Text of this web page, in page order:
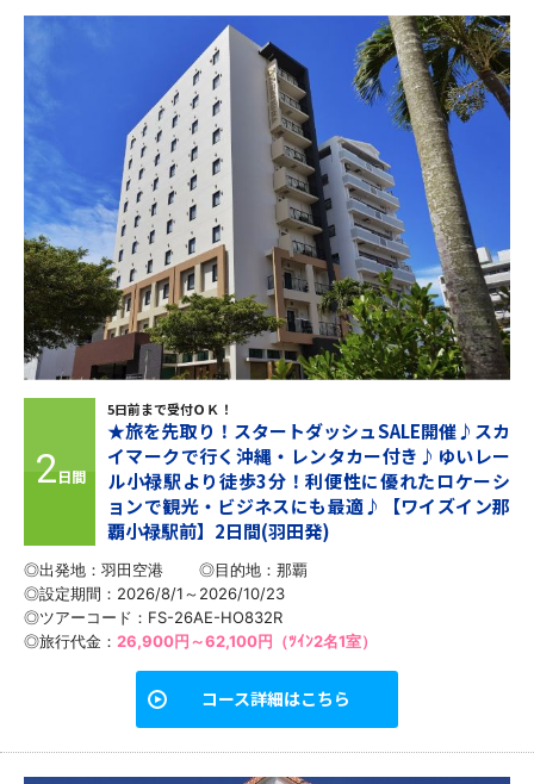
2日間
5日前まで受付ＯＫ！
★旅を先取り！スタートダッシュSALE開催♪スカ
イマークで行く沖縄・レンタカー付き♪ゆいレー
ル小禄駅より徒歩3分！利便性に優れたロケーシ
ョンで観光・ビジネスにも最適♪【ワイズイン那
覇小禄駅前】2日間(羽田発)
◎出発地：羽田空港 ◎目的地： 那覇
◎設定期間：2026/8/1～2026/10/23
◎ツアーコード：FS-26AE-HO832R
◎旅行代金： 26,900円～62,100円（ﾂｲﾝ2名1室）
コース詳細はこちら